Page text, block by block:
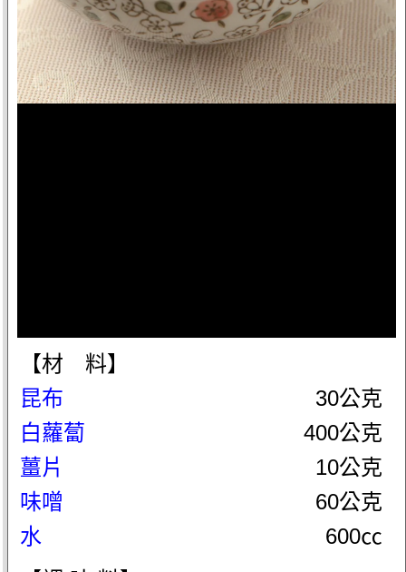
【材 料】
昆布
30公克
白蘿蔔
400公克
薑片
10公克
味噌
60公克
水
600㏄